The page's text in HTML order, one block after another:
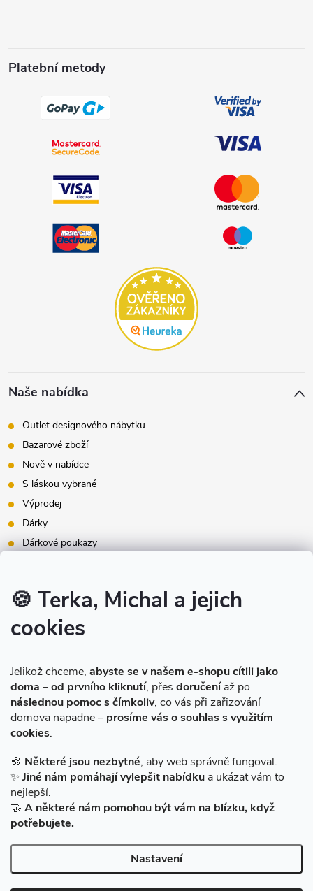
🍪 Terka, Michal a jejich
cookies
Jelikož chceme, abyste se v našem e-shopu cítili jako
doma –od prvního kliknutí, přes doručeníaž po
následnou pomoc s čímkoliv, co vás při zařizování
domova napadne – prosíme vás o souhlas s využitím
cookies.
🍪 Některé jsou nezbytné, aby web správně fungoval.
✨ Jiné nám pomáhají vylepšit nabídku a ukázat vám to
nejlepší.
🤝 A některé nám pomohou být vám na blízku, když
potřebujete.
Nastavení
Platební metody
Naše nabídka
Outlet designového nábytku
Bazarové zboží
Nově v nabídce
S láskou vybrané
Výprodej
Dárky
Dárkové poukazy
Instagram
Facebook
Copyright 2026BAZARMS-HK. Všechna práva vyhrazena.